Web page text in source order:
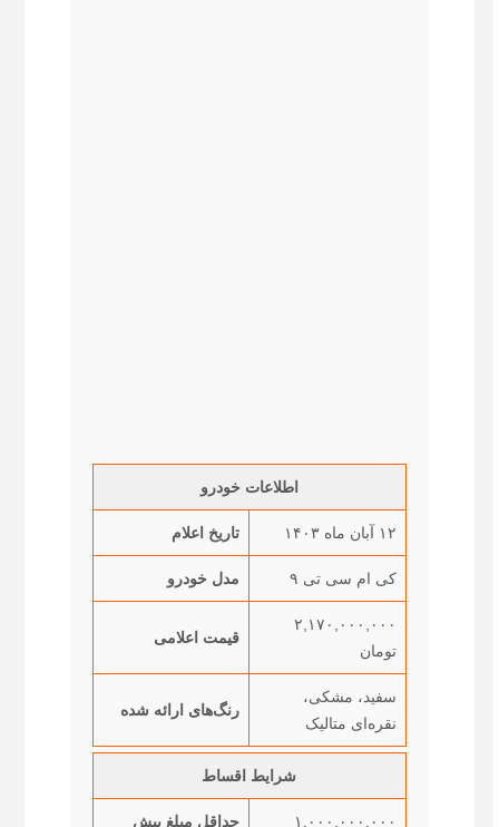
اطلاعات خودرو
۱۲ آبان ماه ۱۴۰۳ تاریخ اعلام
کی ام سی تی ۹ مدل خودرو
۲,۱۷۰,۰۰۰,۰۰۰
تومان
قیمت اعلامی
سفید، مشکی،
نقره‌ای متالیک
رنگ‌های ارائه شده
شرایط اقساط
۱,۰۰۰,۰۰۰,۰۰۰ حداقل مبلغ پیش